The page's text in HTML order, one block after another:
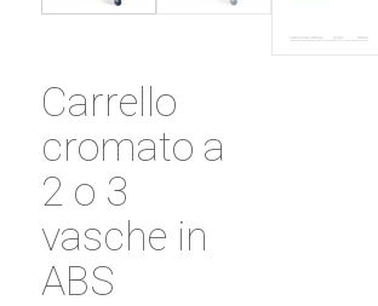
Carrello
cromato a
2 o 3
vasche in
ABS